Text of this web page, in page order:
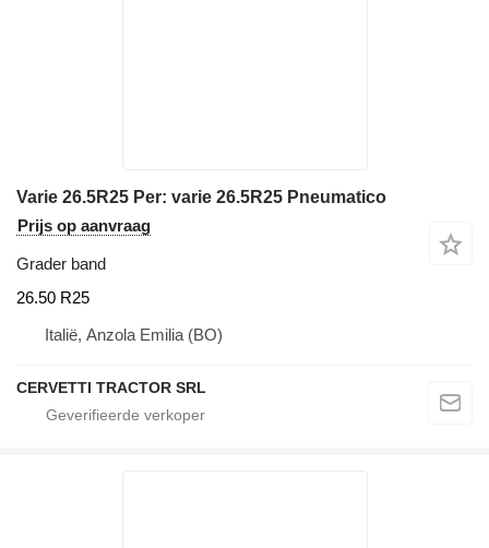
Varie 26.5R25 Per: varie 26.5R25 Pneumatico
Prijs op aanvraag
Grader band
26.50 R25
Italië, Anzola Emilia (BO)
CERVETTI TRACTOR SRL